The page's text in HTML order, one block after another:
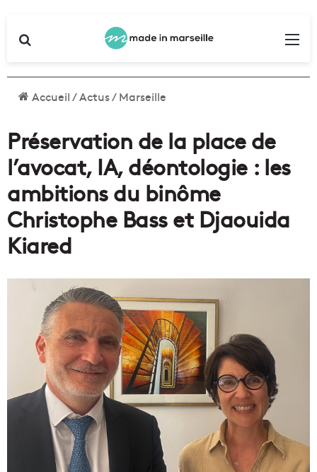
Accueil/Actus/Marseille
Préservation de la place de
l’avocat, IA, déontologie : les
ambitions du binôme
Christophe Bass et Djaouida
Kiared